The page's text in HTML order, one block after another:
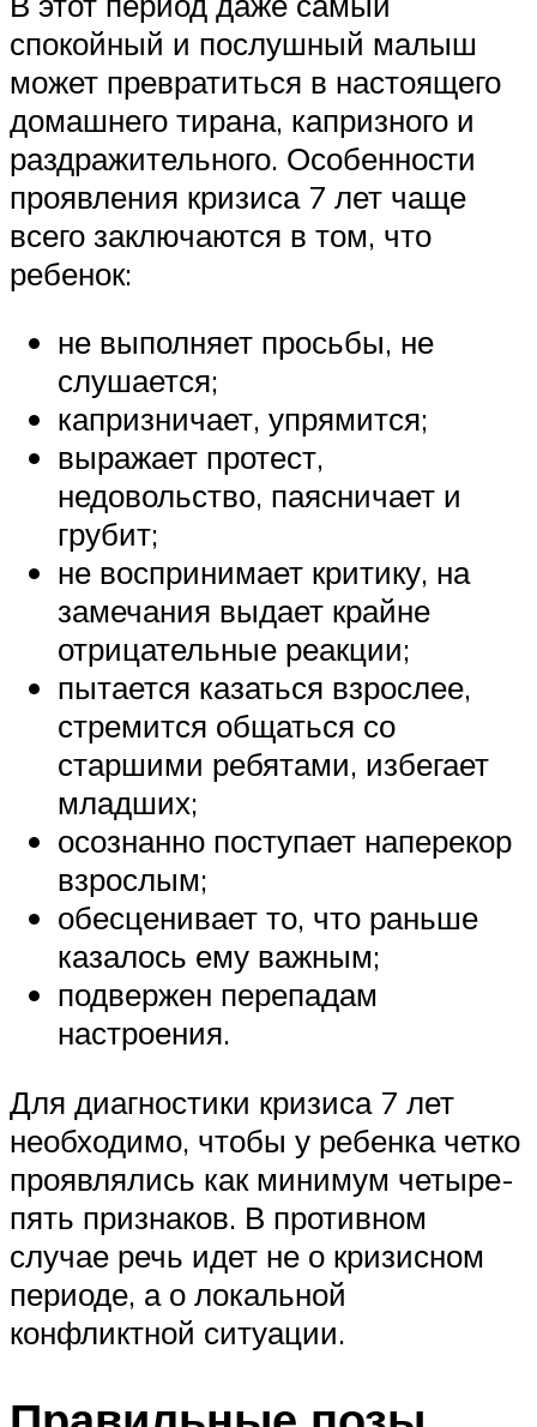
спокойный и послушный малыш
может превратиться в настоящего
домашнего тирана, капризного и
раздражительного. Особенности
проявления кризиса 7 лет чаще
всего заключаются в том, что
ребенок:
не выполняет просьбы, не
слушается;
капризничает, упрямится;
выражает протест,
недовольство, паясничает и
грубит;
не воспринимает критику, на
замечания выдает крайне
отрицательные реакции;
пытается казаться взрослее,
стремится общаться со
старшими ребятами, избегает
младших;
осознанно поступает наперекор
взрослым;
обесценивает то, что раньше
казалось ему важным;
подвержен перепадам
настроения.
Для диагностики кризиса 7 лет
необходимо, чтобы у ребенка четко
проявлялись как минимум четыре-
пять признаков. В противном
случае речь идет не о кризисном
периоде, а о локальной
конфликтной ситуации.